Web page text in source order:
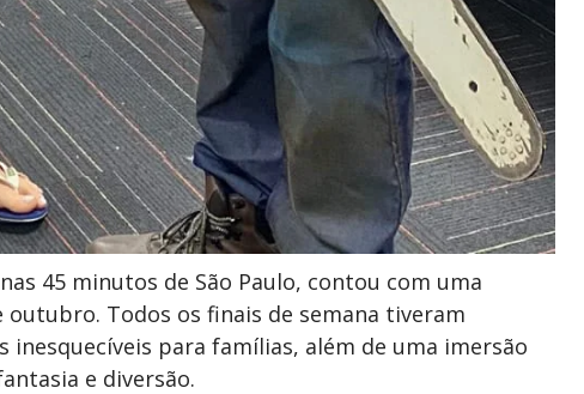
45 minutos de São Paulo, contou com uma
Todos os finais de semana tiveram
para famílias, além de uma imersão
e diversão.